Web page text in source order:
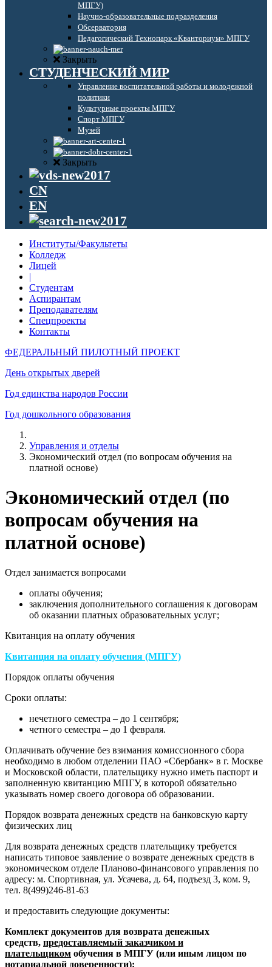
МПГУ)
Научно-образовательные подразделения
Обсерватория
Педагогический Технопарк «Кванториум» МПГУ
Закрыть
СТУДЕНЧЕСКИЙ МИР
Управление воспитательной работы и молодежной
политики
Культурные проекты МПГУ
Спорт МПГУ
Музей
Закрыть
CN
EN
Институты/Факультеты
Колледж
Лицей
|
Студентам
Аспирантам
Преподавателям
Спецпроекты
Контакты
ФЕДЕРАЛЬНЫЙ ПИЛОТНЫЙ ПРОЕКТ
День открытых дверей
Год единства народов России
Год дошкольного образования
Управления и отделы
Экономический отдел (по вопросам обучения на
платной основе)
Экономический отдел (по
вопросам обучения на
платной основе)
Отдел занимается вопросами
оплаты обучения;
заключения дополнительного соглашения к договорам
об оказании платных образовательных услуг;
Квитанция на оплату обучения
Квитанция на оплату обучения (МПГУ)
Порядок оплаты обучения
Сроки оплаты:
нечетного семестра – до 1 сентября;
четного семестра – до 1 февраля.
Оплачивать обучение без взимания комиссионного сбора
необходимо в любом отделении ПАО «Сбербанк» в г. Москве
и Московской области, плательщику нужно иметь паспорт и
заполненную квитанцию МПГУ, в которой обязательно
указывать номер своего договора об образовании.
Порядок возврата денежных средств на банковскую карту
физических лиц
Для возврата денежных средств плательщику требуется
написать типовое заявление о возврате денежных средств в
экономическом отделе Планово-финансового управления по
адресу: м. Спортивная, ул. Усачева, д. 64, подъезд 3, ком. 9,
тел. 8(499)246-81-63
и предоставить следующие документы:
Комплект документов для возврата денежных
средств, предоставляемый заказчиком и
плательщиком обучения в МПГУ (или иным лицом по
нотариальной доверенности):